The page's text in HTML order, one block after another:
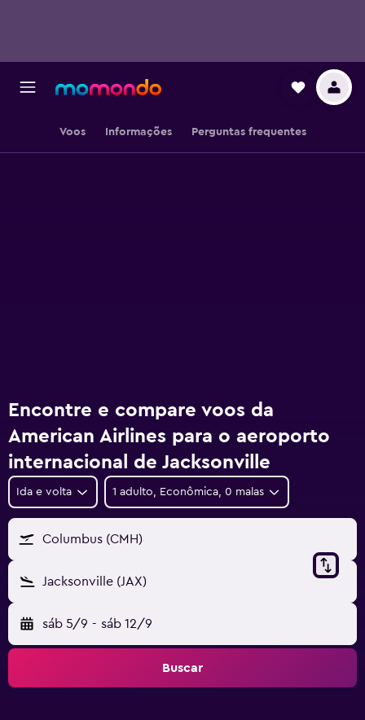
Voos Informações Perguntas frequentes
Encontre e compare voos da
American Airlines para o aeroporto
internacional de Jacksonville
Ida e volta 1 adulto, Econômica, 0 malas
Columbus (CMH)
Jacksonville (JAX)
sáb 5/9 - sáb 12/9
Buscar